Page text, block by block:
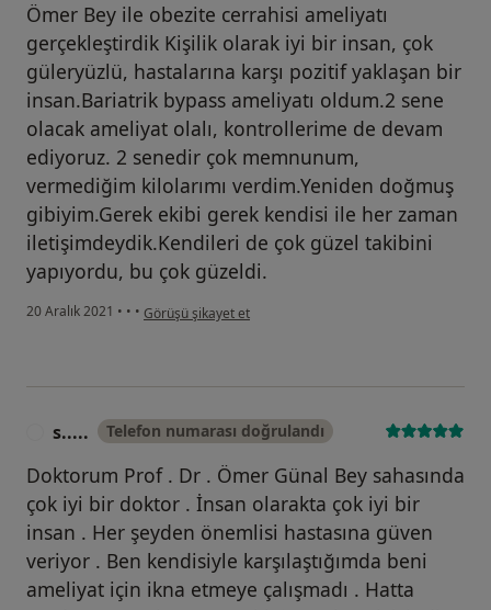
Ömer Bey ile obezite cerrahisi ameliyatı
gerçekleştirdik Kişilik olarak iyi bir insan, çok
güleryüzlü, hastalarına karşı pozitif yaklaşan bir
insan.Bariatrik bypass ameliyatı oldum.2 sene
olacak ameliyat olalı, kontrollerime de devam
ediyoruz. 2 senedir çok memnunum,
vermediğim kilolarımı verdim.Yeniden doğmuş
gibiyim.Gerek ekibi gerek kendisi ile her zaman
iletişimdeydik.Kendileri de çok güzel takibini
yapıyordu, bu çok güzeldi.
20 Aralık 2021 • • • kullanıcının görüşüne göre a.....
Görüşü şikayet et
s..... Telefon numarası doğrulandı
Doktorum Prof . Dr . Ömer Günal Bey sahasında
çok iyi bir doktor . İnsan olarakta çok iyi bir
insan . Her şeyden önemlisi hastasına güven
veriyor . Ben kendisiyle karşılaştığımda beni
ameliyat için ikna etmeye çalışmadı . Hatta